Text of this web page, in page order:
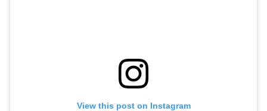
View this post on Instagram